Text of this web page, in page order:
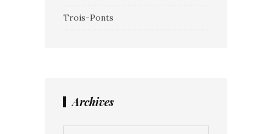
Trois-Ponts
Archives